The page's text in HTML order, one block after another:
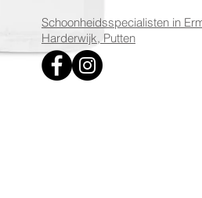
Schoonheidsspecialisten in
Harderwijk, Putten